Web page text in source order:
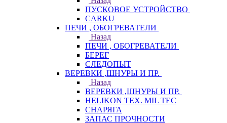
ПУСКОВОЕ УСТРОЙСТВО
CARKU
ПЕЧИ , ОБОГРЕВАТЕЛИ
Назад
ПЕЧИ , ОБОГРЕВАТЕЛИ
БЕРЕГ
СЛЕДОПЫТ
ВЕРЕВКИ ,ШНУРЫ И ПР.
Назад
ВЕРЕВКИ ,ШНУРЫ И ПР.
HELIKON TEX. MIL TEC
СНАРЯГА
ЗАПАС ПРОЧНОСТИ